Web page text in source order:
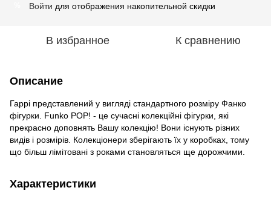
Войти для отображения накопительной скидки
В избранное К сравнению
Описание
Гаррі представлений у вигляді стандартного розміру Фанко
фігурки. Funko POP! - це сучасні колекційні фігурки, які
прекрасно доповнять Вашу колекцію! Вони існують різних
видів і розмірів. Колекціонери зберігають їх у коробках, тому
що більш лімітовані з роками становляться ще дорожчими.
Характеристики